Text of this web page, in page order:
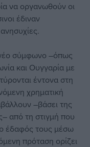
να οργανωθούν οι
έδιναν
σύμφωνο –όπως
και Ουγγαρία με
έντονα στη
χρηματική
–βάσει της
από τη στιγμή που
έδαφός τους μέσω
πρόταση ορίζει